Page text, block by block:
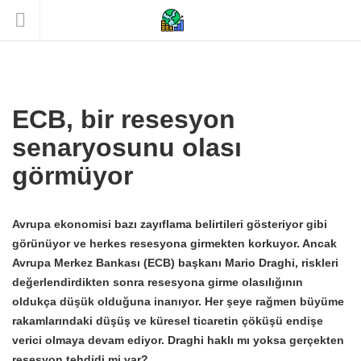
ECB, bir resesyon
senaryosunu olası
görmüyor
Avrupa ekonomisi bazı zayıflama belirtileri gösteriyor gibi
görünüyor ve herkes resesyona girmekten korkuyor. Ancak
Avrupa Merkez Bankası (ECB) başkanı Mario Draghi, riskleri
değerlendirdikten sonra resesyona girme olasılığının
oldukça düşük olduğuna inanıyor. Her şeye rağmen büyüme
rakamlarındaki düşüş ve küresel ticaretin çöküşü endişe
verici olmaya devam ediyor. Draghi haklı mı yoksa gerçekten